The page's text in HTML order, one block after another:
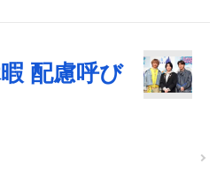
配慮呼び